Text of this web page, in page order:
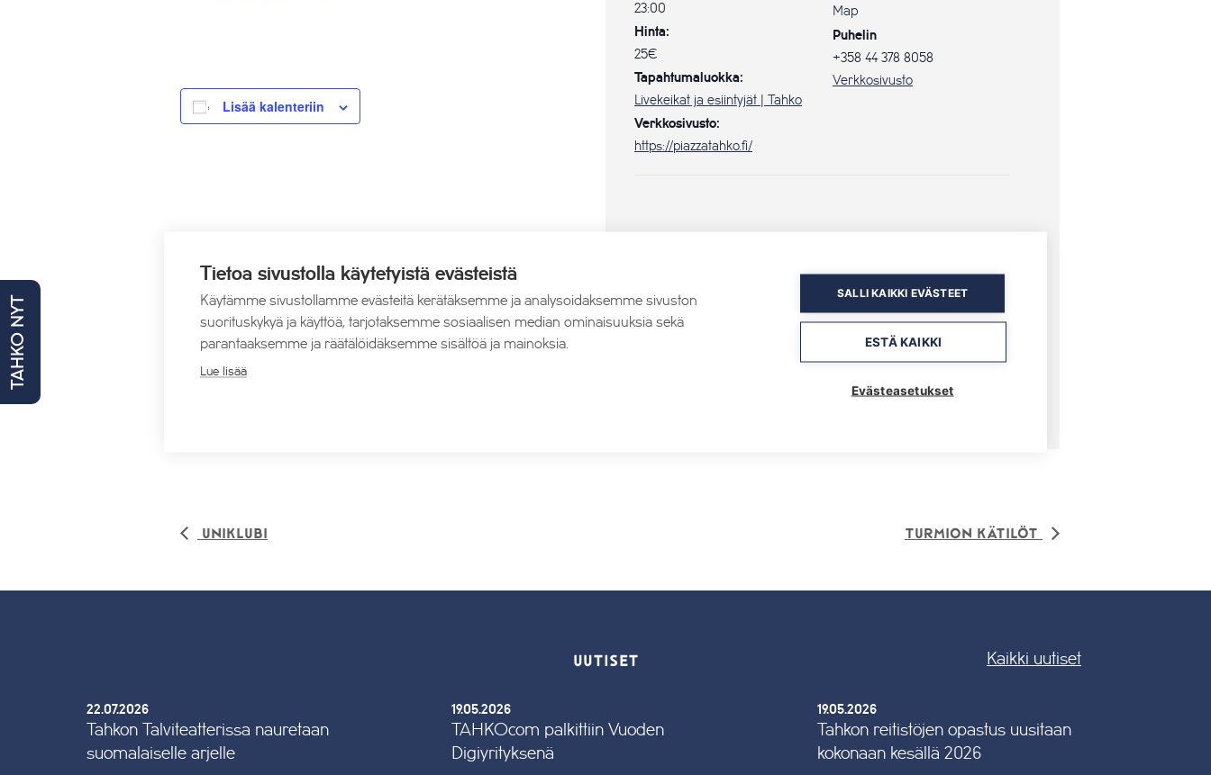
TAHKO NYT
Lisää kalenteriin
23:00
Hinta:
25€
Tapahtumaluokka:
Livekeikat ja esiintyjät | Tahko
Verkkosivusto:
https://piazzatahko.fi/
Map
Puhelin
+358 44 378 8058
Verkkosivusto
Uniklubi Turmion Kätilöt
UUTISET Kaikki uutiset
22.07.2026
Tahkon Talviteatterissa nauretaan
suomalaiselle arjelle
19.05.2026
TAHKOcom palkittiin Vuoden
Digiyrityksenä
19.05.2026
Tahkon reitistöjen opastus uusitaan
kokonaan kesällä 2026
Tietoa sivustolla käytetyistä evästeistä
Käytämme sivustollamme evästeitä kerätäksemme ja analysoidaksemme sivuston
suorituskykyä ja käyttöä, tarjotaksemme sosiaalisen median ominaisuuksia sekä
parantaaksemme ja räätälöidäksemme sisältöä ja mainoksia.
Lue lisää
SALLI KAIKKI EVÄSTEET
ESTÄ KAIKKI
Evästeasetukset